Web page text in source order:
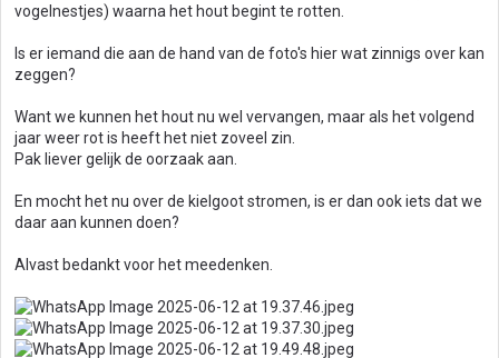
vogelnestjes) waarna het hout begint te rotten.
Is er iemand die aan de hand van de foto's hier wat zinnigs over kan
zeggen?
Want we kunnen het hout nu wel vervangen, maar als het volgend
jaar weer rot is heeft het niet zoveel zin.
Pak liever gelijk de oorzaak aan.
En mocht het nu over de kielgoot stromen, is er dan ook iets dat we
daar aan kunnen doen?
Alvast bedankt voor het meedenken.